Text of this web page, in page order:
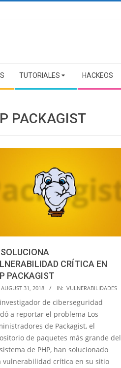
TUTORIALES HACKEOS
PACKAGIST
CRÍTICA EN
PACKAGIST
AUGUST 31, 2018 IN: VULNERABILIDADES
de ciberseguridad
a reportar el problema Los
de Packagist, el
de paquetes más grande del
de PHP, han solucionado
vulnerabilidad crítica en su sitio